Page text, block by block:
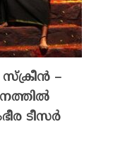
–
ടീസർ